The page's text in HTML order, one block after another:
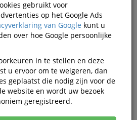
filter
Toners Toner zwart
zwart
Populariteit
gebruikt voor
op het Google Ads
van Google kunt u
over hoe Google persoonlijke
in te stellen en deze
u ervoor om te weigeren, dan
geplaatst die nodig zijn voor de
website en wordt uw bezoek
geregistreerd.